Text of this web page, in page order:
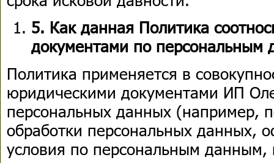
5. Как данная Политика
документами по персональным
Политика применяется в
юридическими документами ИП
персональных данных (например,
обработки персональных данных,
условия по персональным данным,